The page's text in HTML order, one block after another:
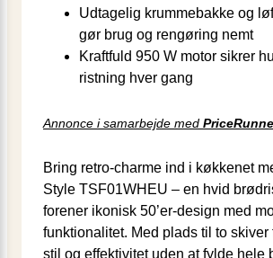
Udtagelig krummebakke og
gør brug og rengøring nemt
Kraftfuld 950 W motor sikrer
ristning hver gang
Annonce i samarbejde med
Bring retro-charme ind i køkkenet
Style TSF01WHEU – en hvid
forener ikonisk 50’er-design med
funktionalitet. Med plads til to skiver
stil og effektivitet uden at fylde hele